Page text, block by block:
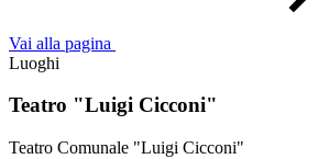
Vai alla pagina
Luoghi
Teatro "Luigi Cicconi"
Teatro Comunale "Luigi Cicconi"